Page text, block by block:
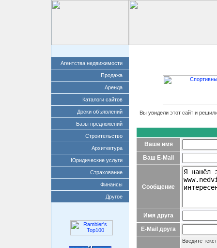
Агентства недвижимости
Продажа
Аренда
Каталоги сайтов
Доски объявлений
Базы предложений
Строительство
Архитектура
Юридические услуги
Страхование
Финансы
Другое
Вы увидели этот сайт и
Ваше имя
Ваш E-Mail
Сообщение
Имя друга
E-Mail друга
Введите